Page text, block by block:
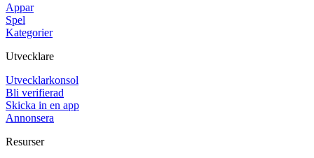
Appar
Spel
Kategorier
Utvecklare
Utvecklarkonsol
Bli verifierad
Skicka in en app
Annonsera
Resurser